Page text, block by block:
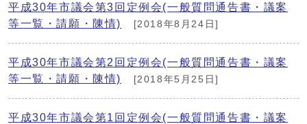
平成30年市議会第3回定例会(一般質問通告書・議案
等一覧・請願・陳情)
[2018年8月24日]
平成30年市議会第2回定例会(一般質問通告書・議案
等一覧・請願・陳情)
[2018年5月25日]
平成30年市議会第1回定例会(一般質問通告書・議案